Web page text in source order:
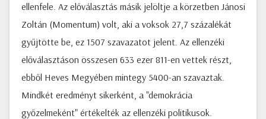
ellenfele. Az előválasztás másik jelöltje a körzetben Jánosi
Zoltán (Momentum) volt, aki a voksok 27,7 százalékát
gyűjtötte be, ez 1507 szavazatot jelent. Az ellenzéki
előválasztáson összesen 633 ezer 811-en vettek részt,
ebből Heves Megyében mintegy 5400-an szavaztak.
Mindkét eredményt sikerként, a "demokrácia
győzelmeként" értékelték az ellenzéki politikusok.